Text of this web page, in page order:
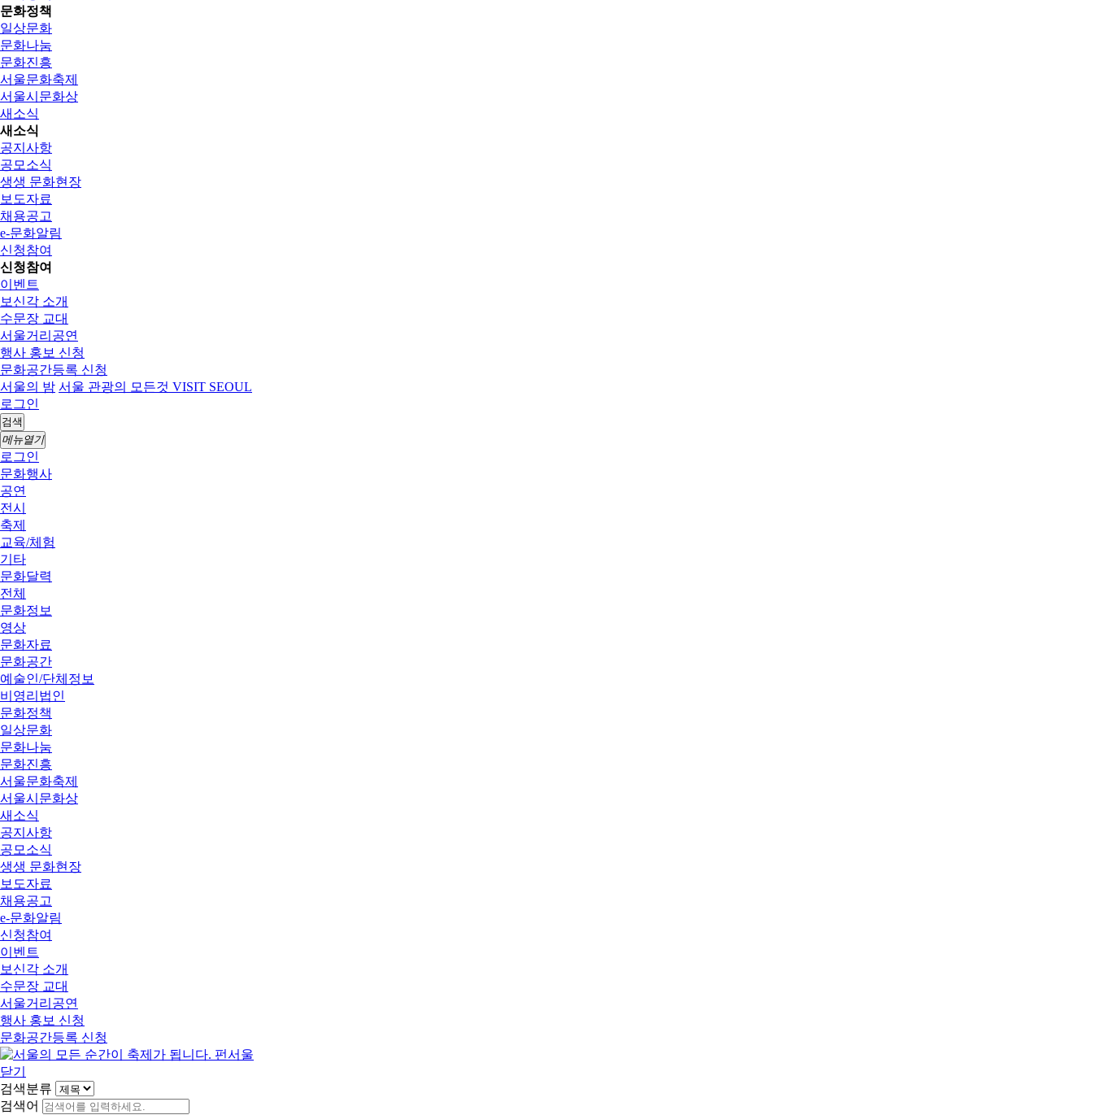
문화정책
일상문화
문화나눔
문화진흥
서울문화축제
서울시문화상
새소식
새소식
공지사항
공모소식
생생 문화현장
보도자료
채용공고
e-문화알림
신청참여
신청참여
이벤트
보신각 소개
수문장 교대
서울거리공연
행사 홍보 신청
문화공간등록 신청
서울의 밤 서울 관광의 모든것 VISIT SEOUL
로그인
검색
메뉴열기
로그인
문화행사
공연
전시
축제
교육/체험
기타
문화달력
전체
문화정보
영상
문화자료
문화공간
예술인/단체정보
비영리법인
문화정책
일상문화
문화나눔
문화진흥
서울문화축제
서울시문화상
새소식
공지사항
공모소식
생생 문화현장
보도자료
채용공고
e-문화알림
신청참여
이벤트
보신각 소개
수문장 교대
서울거리공연
행사 홍보 신청
문화공간등록 신청
닫기
검색분류
검색어